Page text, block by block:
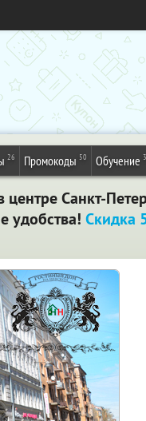
26 Промокоды 50 Обучение
Санкт-
удобства! Скидка